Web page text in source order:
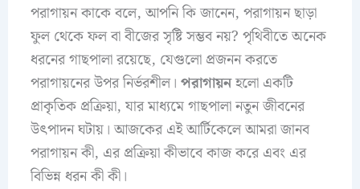
পরাগায়ন কাকে বলে, আপনি কি জানেন, পরাগায়ন ছাড়া
ফুল থেকে ফল বা বীজের সৃষ্টি সম্ভব নয়? পৃথিবীতে অনেক
ধরনের গাছপালা রয়েছে, যেগুলো প্রজনন করতে
পরাগায়নের উপর নির্ভরশীল। পরাগায়নহলো একটি
প্রাকৃতিক প্রক্রিয়া, যার মাধ্যমে গাছপালা নতুন জীবনের
উৎপাদন ঘটায়। আজকের এই আর্টিকেলে আমরা জানব
পরাগায়ন কী, এর প্রক্রিয়া কীভাবে কাজ করে এবং এর
বিভিন্ন ধরন কী কী।